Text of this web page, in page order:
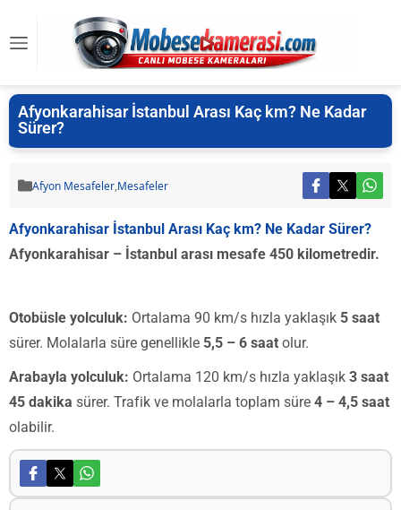
Afyonkarahisar İstanbul Arası Kaç km? Ne Kadar
Sürer?
Afyon Mesafeler,Mesafeler
Afyonkarahisar İstanbul Arası Kaç km? Ne Kadar Sürer?
Afyonkarahisar – İstanbul arası mesafe 450 kilometredir.
Otobüsle yolculuk: Ortalama 90 km/s hızla yaklaşık 5 saat
sürer. Molalarla süre genellikle 5,5 – 6 saat olur.
Arabayla yolculuk: Ortalama 120 km/s hızla yaklaşık 3 saat
45 dakika sürer. Trafik ve molalarla toplam süre 4 – 4,5 saat
olabilir.